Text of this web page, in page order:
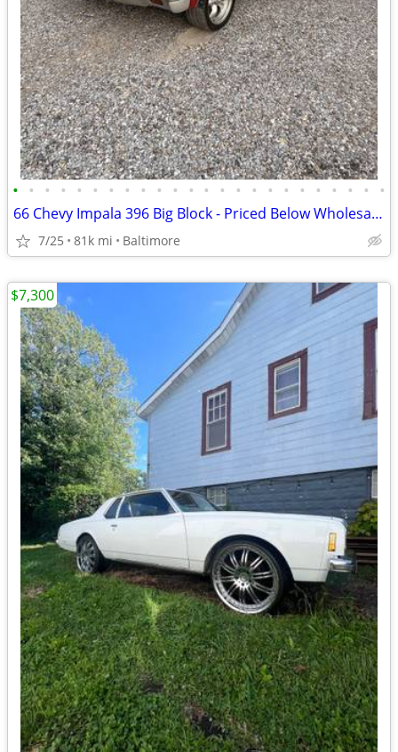
• • • • • • • • • • • • • • • • • • • • • • • •
66 Chevy Impala 396 Big Block - Priced Below Wholesale! - Bid on eBay
7/25 81k mi Baltimore
$7,300